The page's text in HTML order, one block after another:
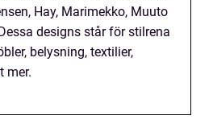
Hay, Marimekko, Muuto
designs står för stilrena
belysning, textilier,
mer.